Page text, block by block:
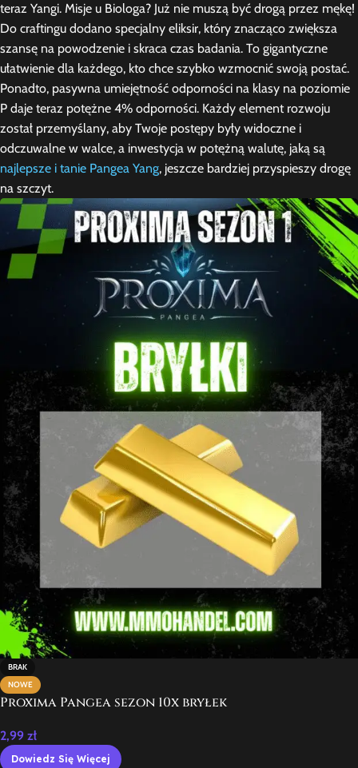
teraz Yangi. Misje u Biologa? Już nie muszą być drogą przez mękę!
Do craftingu dodano specjalny eliksir, który znacząco zwiększa
szansę na powodzenie i skraca czas badania. To gigantyczne
ułatwienie dla każdego, kto chce szybko wzmocnić swoją postać.
Ponadto, pasywna umiejętność odporności na klasy na poziomie
P daje teraz potężne 4% odporności. Każdy element rozwoju
został przemyślany, aby Twoje postępy były widoczne i
odczuwalne w walce, a inwestycja w potężną walutę, jaką są
najlepsze i tanie Pangea Yang, jeszcze bardziej przyspieszy drogę
na szczyt.
BRAK
NOWE
Proxima Pangea sezon 10x bryłek
2,99 zł
Dowiedz Się Więcej